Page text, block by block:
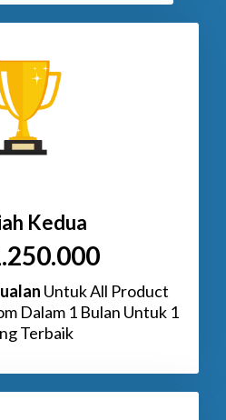
Kedua
Untuk All Product
Dalam 1 Bulan Untuk 1
Terbaik